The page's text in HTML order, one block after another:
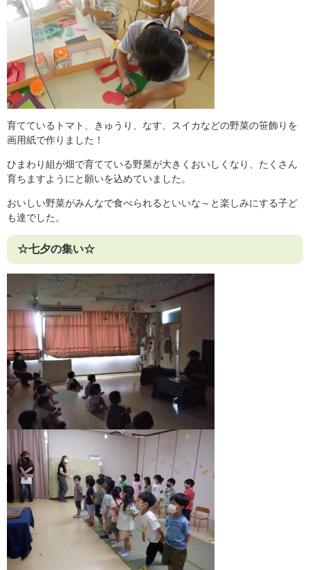
育てているトマト、きゅうり、なす、スイカなどの野菜の笹飾りを
画用紙で作りました！
ひまわり組が畑で育てている野菜が大きくおいしくなり、たくさん
育ちますようにと願いを込めていました。
おいしい野菜がみんなで食べられるといいな～と楽しみにする子ど
も達でした。
☆七夕の集い☆